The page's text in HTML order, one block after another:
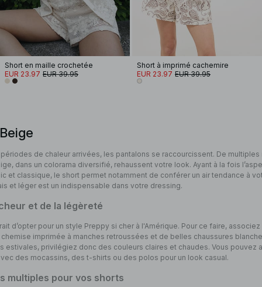
Short en maille crochetée
EUR 23.97 EUR 39.95
Short à imprimé cachemire
EUR 23.97 EUR 39.95
de chaleur arrivées, les pantalons se raccourcissent. De
dans un colorama diversifié, rehaussent votre look. Ayant à la fois
et classique, le short permet notamment de conférer un air tendance à
et léger est un indispensable dans votre dressing.
et de la légèreté
d’opter pour un style Preppy si cher à l'Amérique. Pour ce faire,
imprimée à manches retroussées et de belles chaussures
estivales, privilégiez donc des couleurs claires et chaudes. Vous pouvez
des mocassins, des t-shirts ou des polos pour un look casual.
multiples pour vos shorts